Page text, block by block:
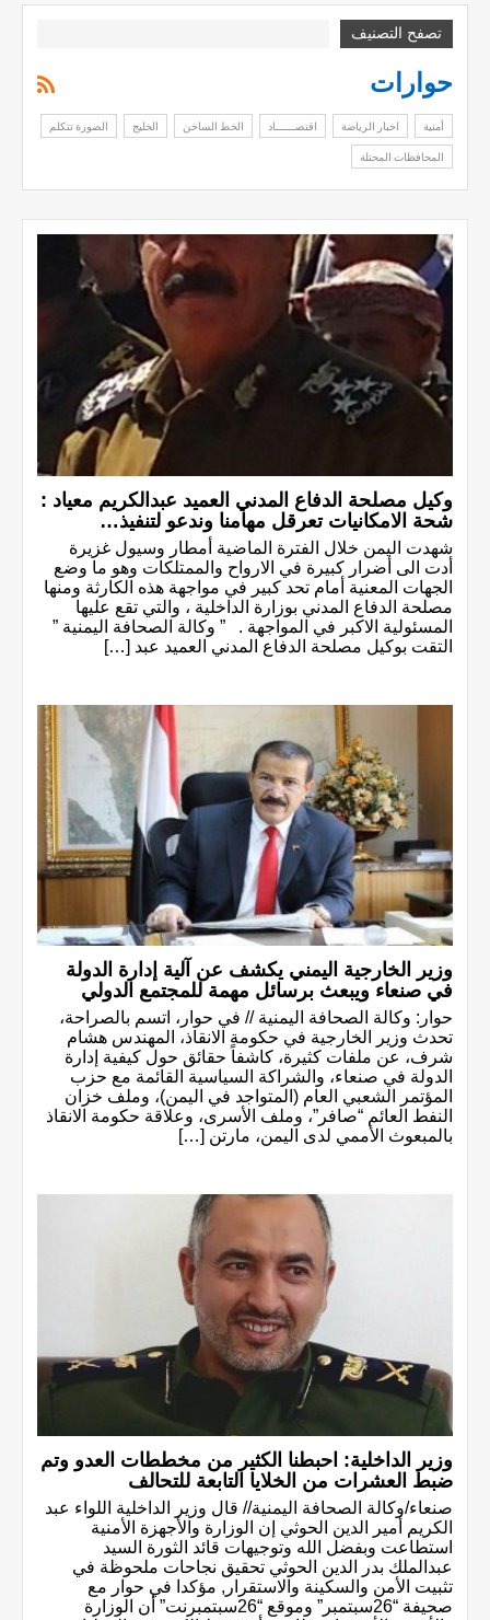
تصفح التصنيف
حوارات
أمنية اخبار الرياضة اقتصــــــاد الخط الساخن الخليج الصورة تتكلم
المحافظات المحتلة
وكيل مصلحة الدفاع المدني العميد عبدالكريم معياد :
شحة الامكانيات تعرقل مهامنا وندعو لتنفيذ…
شهدت اليمن خلال الفترة الماضية أمطار وسيول غزيرة
أدت الى أضرار كبيرة في الارواح والممتلكات وهو ما وضع
الجهات المعنية أمام تحد كبير في مواجهة هذه الكارثة ومنها
مصلحة الدفاع المدني بوزارة الداخلية ، والتي تقع عليها
المسئولية الاكبر في المواجهة . ” وكالة الصحافة اليمنية ”
التقت بوكيل مصلحة الدفاع المدني العميد عبد […]
وزير الخارجية اليمني يكشف عن آلية إدارة الدولة
في صنعاء ويبعث برسائل مهمة للمجتمع الدولي
حوار: وكالة الصحافة اليمنية // في حوار، اتسم بالصراحة،
تحدث وزير الخارجية في حكومة الانقاذ، المهندس هشام
شرف، عن ملفات كثيرة، كاشفاً حقائق حول كيفية إدارة
الدولة في صنعاء، والشراكة السياسية القائمة مع حزب
المؤتمر الشعبي العام (المتواجد في اليمن)، وملف خزان
النفط العائم “صافر”، وملف الأسرى، وعلاقة حكومة الانقاذ
بالمبعوث الأممي لدى اليمن، مارتن […]
وزير الداخلية: احبطنا الكثير من مخططات العدو وتم
ضبط العشرات من الخلايا التابعة للتحالف
صنعاء/وكالة الصحافة اليمنية// قال وزير الداخلية اللواء عبد
الكريم أمير الدين الحوثي إن الوزارة والأجهزة الأمنية
استطاعت وبفضل الله وتوجيهات قائد الثورة السيد
عبدالملك بدر الدين الحوثي تحقيق نجاحات ملحوظة في
تثبيت الأمن والسكينة والاستقرار, مؤكدا في حوار مع
صحيفة “26سبتمبر” وموقع “26سبتمبرنت” أن الوزارة